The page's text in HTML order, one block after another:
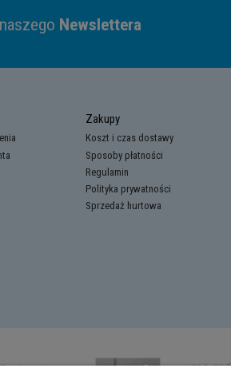
Newslettera
Zakupy
Koszt i czas dostawy
Sposoby płatności
Regulamin
Polityka prywatności
Sprzedaż hurtowa